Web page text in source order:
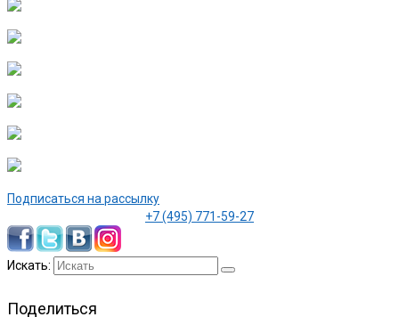
Подписаться на рассылку
+7 (495) 771-59-27
Искать:
Поделиться